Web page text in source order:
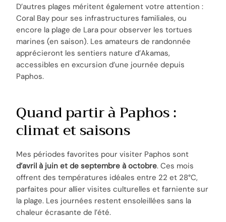
D’autres plages méritent également votre attention :
Coral Bay pour ses infrastructures familiales, ou
encore la plage de Lara pour observer les tortues
marines (en saison). Les amateurs de randonnée
apprécieront les sentiers nature d’Akamas,
accessibles en excursion d’une journée depuis
Paphos.
Quand partir à Paphos :
climat et saisons
Mes périodes favorites pour visiter Paphos sont
d’avril à juin et de septembre à octobre. Ces mois
offrent des températures idéales entre 22 et 28°C,
parfaites pour allier visites culturelles et farniente sur
la plage. Les journées restent ensoleillées sans la
chaleur écrasante de l’été.